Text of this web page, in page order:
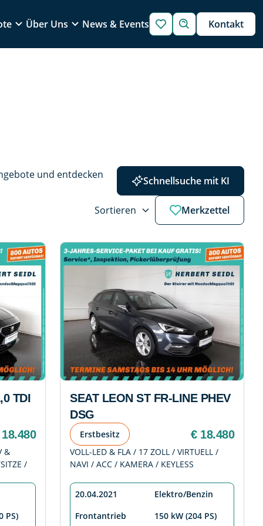
Über Uns News & Events Kontakt
und entdecken Schnellsuche mit KI
Merkzettel
Sortieren
TDI
&
/
PS)
SEAT LEON ST FR-LINE PHEV
DSG
Erstbesitz € 18.480
VOLL-LED & FLA / 17 ZOLL / VIRTUELL /
NAVI / ACC / KAMERA / KEYLESS
20.04.2021
Elektro/Benzin
Frontantrieb
150 kW (204 PS)